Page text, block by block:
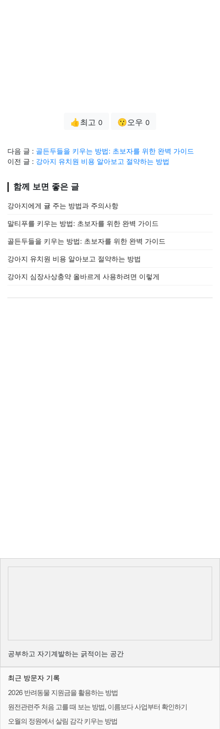
👍최고 0 😗오우 0
다음 글 : 골든두들을 키우는 방법: 초보자를 위한 완벽 가이드
이전 글 : 강아지 유치원 비용 알아보고 절약하는 방법
함께 보면 좋은 글
강아지에게 귤 주는 방법과 주의사항
말티푸를 키우는 방법: 초보자를 위한 완벽 가이드
골든두들을 키우는 방법: 초보자를 위한 완벽 가이드
강아지 유치원 비용 알아보고 절약하는 방법
강아지 심장사상충약 올바르게 사용하려면 이렇게
공부하고 자기계발하는 긁적이는 공간
최근 방문자 기록
2026 반려동물 지원금을 활용하는 방법
원전관련주 처음 고를 때 보는 방법, 이름보다 사업부터 확인하기
오월의 정원에서 살림 감각 키우는 방법